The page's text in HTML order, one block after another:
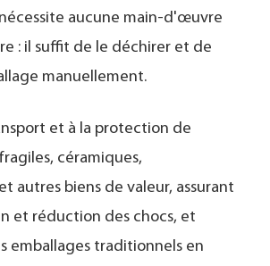
aucune main-d'œuvre
: il suffit de le déchirer et de
manuellement.
et à la protection de
céramiques,
autres biens de valeur, assurant
et réduction des chocs, et
emballages traditionnels en